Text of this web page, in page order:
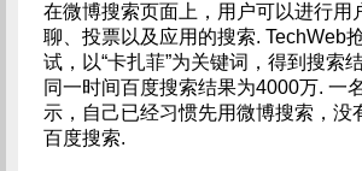
在微博搜索页面上，用户可以进行用
聊、投票以及应用的搜索. TechWeb
试，以“卡扎菲”为关键词，得到搜索
同一时间百度搜索结果为4000万. 一
示，自己已经习惯先用微博搜索，没
百度搜索.